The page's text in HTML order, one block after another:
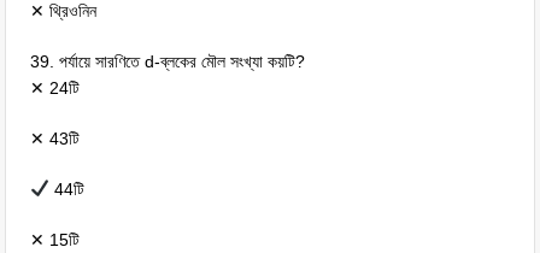
✕ থ্রিওনিন
39. পর্যায়ে সারণিতে d-ব্লকের মৌল সংখ্যা কয়টি?
✕ 24টি
✕ 43টি
44টি
✕ 15টি